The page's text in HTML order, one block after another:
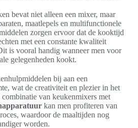
bevat niet alleen een mixer, maar
maatlepels en multifunctionele
zorgen ervoor dat de kooktijd
met een constante kwaliteit
is vooral handig wanneer men voor
gelegenheden kookt.
bij aan een
wat de creativiteit en plezier in het
van keukenmixers met
kan men profiteren van
waardoor de maaltijden nog
worden.